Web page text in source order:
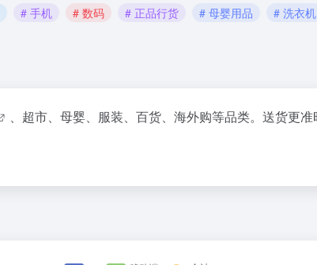
# 手机 # 数码 # 正品行货 # 母婴用品 # 洗衣机
、超市、母婴、服装、百货、海外购等品类。送货更